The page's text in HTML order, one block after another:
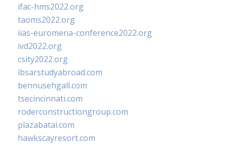
ifac-hms2022.org
taoms2022.org
iias-euromena-conference2022.org
ivd2022.org
csity2022.org
ibsarstudyabroad.com
bennusehgall.com
tsecincinnati.com
roderconstructiongroup.com
plazabatai.com
hawkscayresort.com